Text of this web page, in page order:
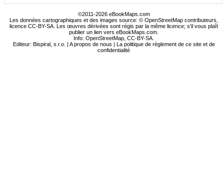
©2011-2026 eBookMaps.com
Les données cartographiques et des images source: © OpenStreetMap contributeurs,
licence CC-BY-SA. Les œuvres dérivées sont régis par la même licence; s'il vous plaît
publier un lien vers eBookMaps.com.
Info:OpenStreetMap ,CC-BY-SA
Editeur: Bispiral, s.r.o. | A propos de nous | La politique de règlement de ce site et de
confidentialité